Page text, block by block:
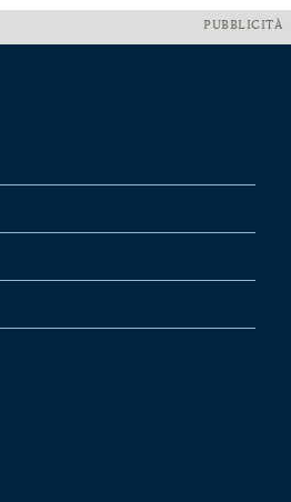
PUBBLICITÀ